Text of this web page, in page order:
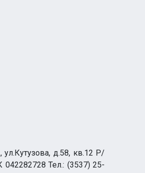
д.58, кв.12 Р/
Тел.: (3537) 25-